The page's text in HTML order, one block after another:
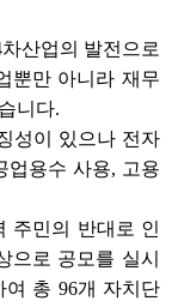
산업의 발전으로
뿐만 아니라 재무
니다.
성이 있으나 전자
업용수 사용, 고용
주민의 반대로 인
으로 공모를 실시
총 96개 자치단